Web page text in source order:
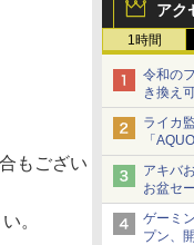
アク
1時間
令和の
き換え
ム」
ライカ
「
アキバ
お盆セ
円、水
9,801円
ゲーミ
プン、
もござい
。